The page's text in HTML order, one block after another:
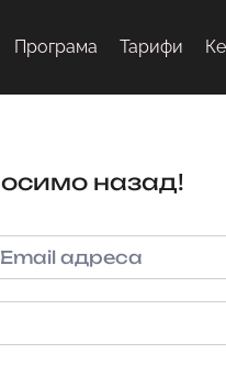
Програма Тарифи
назад!